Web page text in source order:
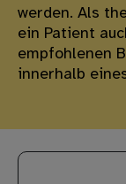
werden. Als
ein Patient
empfohlenen
innerhalb